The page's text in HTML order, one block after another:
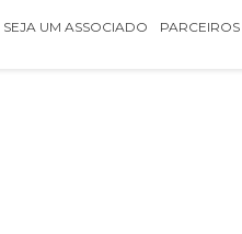
SEJA UM ASSOCIADO PARCEIROS